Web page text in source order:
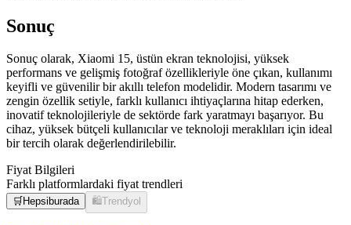
Sonuç
Sonuç olarak, Xiaomi 15, üstün ekran teknolojisi, yüksek
performans ve gelişmiş fotoğraf özellikleriyle öne çıkan, kullanımı
keyifli ve güvenilir bir akıllı telefon modelidir. Modern tasarımı ve
zengin özellik setiyle, farklı kullanıcı ihtiyaçlarına hitap ederken,
inovatif teknolojileriyle de sektörde fark yaratmayı başarıyor. Bu
cihaz, yüksek bütçeli kullanıcılar ve teknoloji meraklıları için ideal
bir tercih olarak değerlendirilebilir.
Fiyat Bilgileri
Farklı platformlardaki fiyat trendleri
🛒 Hepsiburada 🛍️Trendyol